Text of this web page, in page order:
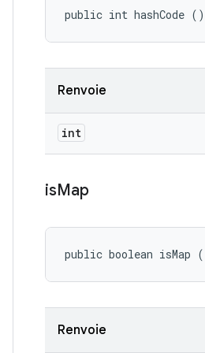
public int hashCode ()
Renvoie
int
isMap
public boolean isMap
Renvoie